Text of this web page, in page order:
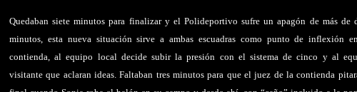
Quedaban siete minutos para finalizar y el Polideportivo sufre un apagón de más de
minutos, esta nueva situación sirve a ambas escuadras como punto de inflexión
contienda, al equipo local decide subir la presión con el sistema de cinco y al
visitante que aclaran ideas. Faltaban tres minutos para que el juez de la contienda